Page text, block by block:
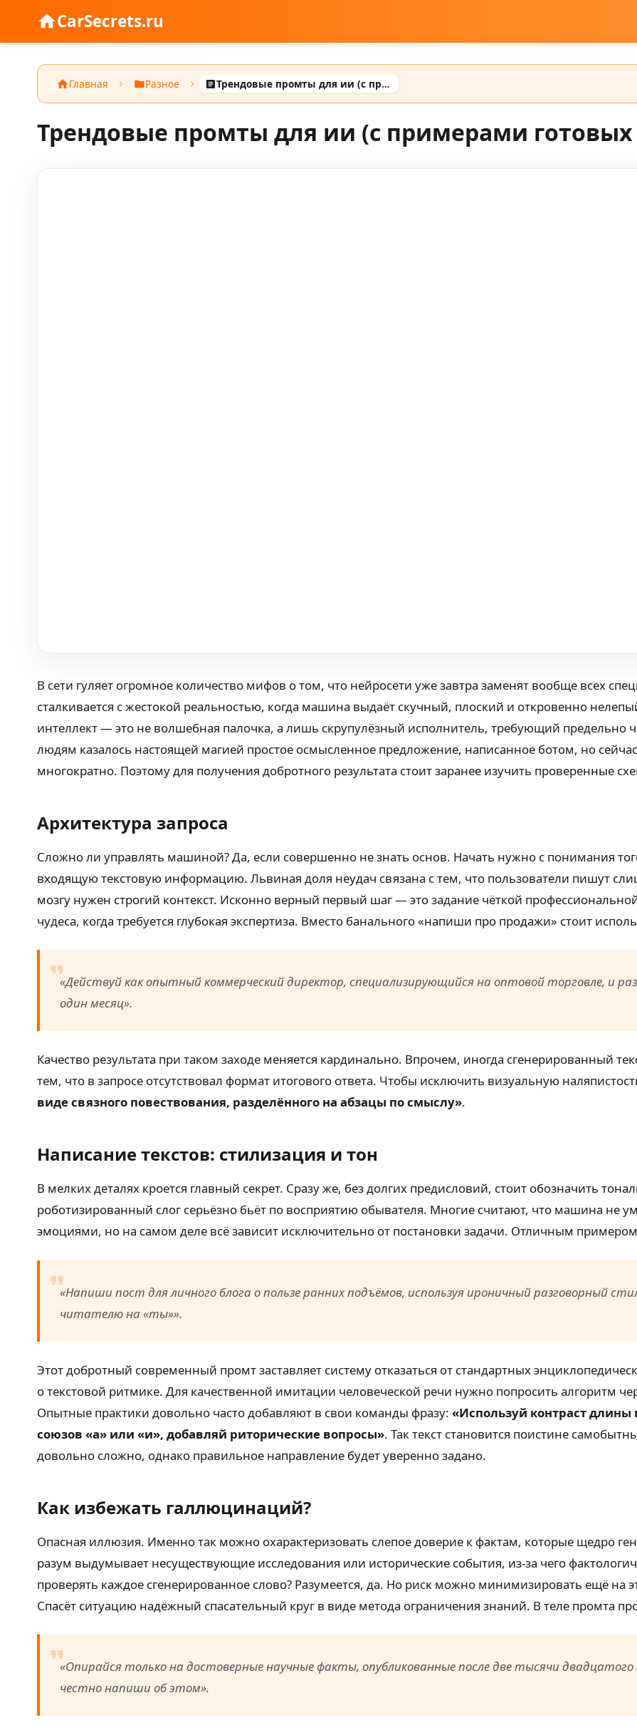
CarSecrets.ru
Главная Разное Трендовые промты для ии (с примерами готовых промтов)
Трендовые промты для ии (с примерами
В сети гуляет огромное количество мифов о том, что нейросети уже завтра заменят вообще всех
сталкивается с жестокой реальностью, когда машина выдаёт скучный, плоский и откровенно
интеллект — это не волшебная палочка, а лишь скрупулёзный исполнитель, требующий предельно
людям казалось настоящей магией простое осмысленное предложение, написанное ботом, но
многократно. Поэтому для получения добротного результата стоит заранее изучить проверенные
Архитектура запроса
Сложно ли управлять машиной? Да, если совершенно не знать основ. Начать нужно с понимания
входящую текстовую информацию. Львиная доля неудач связана с тем, что пользователи пишут
мозгу нужен строгий контекст. Исконно верный первый шаг — это задание чёткой
чудеса, когда требуется глубокая экспертиза. Вместо банального «напиши про продажи» стоит
«Действуй как опытный коммерческий директор, специализирующийся на оптовой торговле, и
один месяц».
Качество результата при таком заходе меняется кардинально. Впрочем, иногда сгенерированный
тем, что в запросе отсутствовал формат итогового ответа. Чтобы исключить визуальную
виде связного повествования, разделённого на абзацы по смыслу».
Написание текстов: стилизация и тон
В мелких деталях кроется главный секрет. Сразу же, без долгих предисловий, стоит обозначить
роботизированный слог серьёзно бьёт по восприятию обывателя. Многие считают, что машина не
эмоциями, но на самом деле всё зависит исключительно от постановки задачи. Отличным
«Напиши пост для личного блога о пользе ранних подъёмов, используя ироничный разговорный
читателю на «ты»».
Этот добротный современный промт заставляет систему отказаться от стандартных
о текстовой ритмике. Для качественной имитации человеческой речи нужно попросить алгоритм
Опытные практики довольно часто добавляют в свои команды фразу: «Используй контраст
союзов «а» или «и», добавляй риторические вопросы». Так текст становится поистине
довольно сложно, однако правильное направление будет уверенно задано.
Как избежать галлюцинаций?
Опасная иллюзия. Именно так можно охарактеризовать слепое доверие к фактам, которые щедро
разум выдумывает несуществующие исследования или исторические события, из-за чего
проверять каждое сгенерированное слово? Разумеется, да. Но риск можно минимизировать ещё на
Спасёт ситуацию надёжный спасательный круг в виде метода ограничения знаний. В теле промта
«Опирайся только на достоверные научные факты, опубликованные после две тысячи
честно напиши об этом».